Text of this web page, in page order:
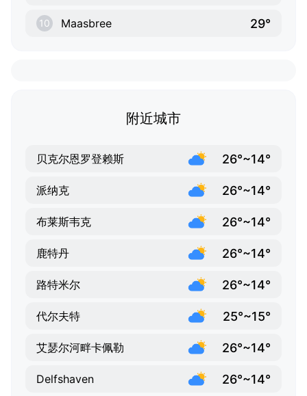
10 Maasbree 29°
附近城市
贝克尔恩罗登赖斯 26°~14°
派纳克 26°~14°
布莱斯韦克 26°~14°
鹿特丹 26°~14°
路特米尔 26°~14°
代尔夫特 25°~15°
艾瑟尔河畔卡佩勒 26°~14°
Delfshaven 26°~14°